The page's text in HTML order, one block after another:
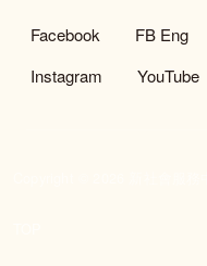
社群選單
Facebook FB Eng
Instagram
YouTube